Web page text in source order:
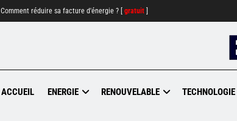
Comment réduire sa facture d'énergie ? [ gratuit
ACCUEIL ENERGIE RENOUVELABLE TECHNOLOGIE